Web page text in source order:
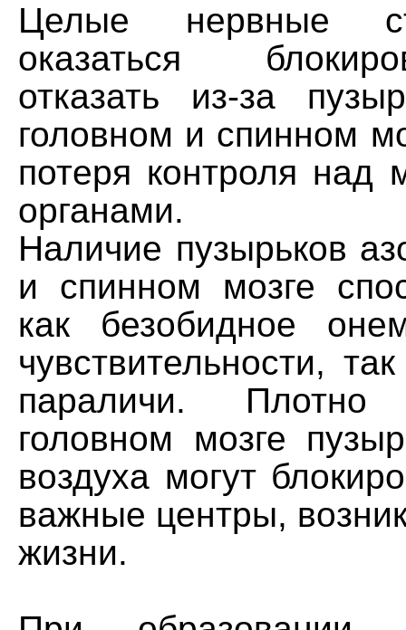
Целые нервные
оказаться
отказать из-за
головном и спинном
потеря контроля над
органами.
Наличие пузырьков
и спинном мозге
как безобидное
чувствительности,
параличи.
головном мозге
воздуха могут
важные центры,
жизни.